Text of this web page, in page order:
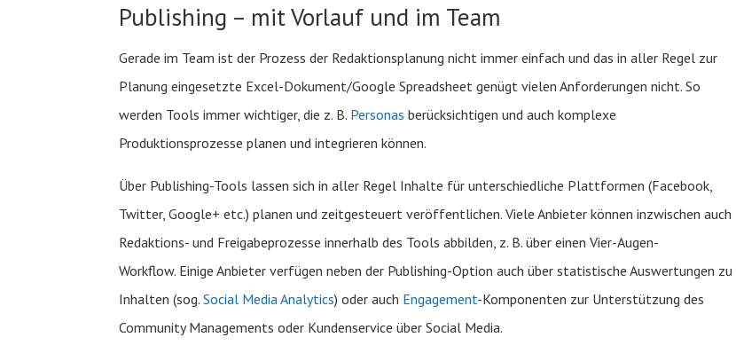
Publishing – mit Vorlauf und im Team
Gerade im Team ist der Prozess der Redaktionsplanung nicht immer einfach und das in aller Regel zur
Planung eingesetzte Excel-Dokument/Google Spreadsheet genügt vielen Anforderungen nicht. So
werden Tools immer wichtiger, die z. B. Personas berücksichtigen und auch komplexe
Produktionsprozesse planen und integrieren können.
Über Publishing-Tools lassen sich in aller Regel Inhalte für unterschiedliche Plattformen (Facebook,
Twitter, Google+ etc.) planen und zeitgesteuert veröffentlichen. Viele Anbieter können inzwischen auch
Redaktions- und Freigabeprozesse innerhalb des Tools abbilden, z. B. über einen Vier-Augen-
Workflow. Einige Anbieter verfügen neben der Publishing-Option auch über statistische Auswertungen zu
Inhalten (sog.Social Media Analytics) oder auch Engagement-Komponenten zur Unterstützung des
Community Managements oder Kundenservice über Social Media.